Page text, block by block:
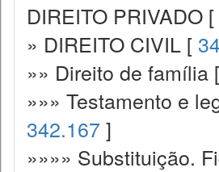
DIREITO PRIVADO [
» DIREITO CIVIL [
»» Direito de família [
»»» Testamento e
342.167 ]
»»»» Substituição.